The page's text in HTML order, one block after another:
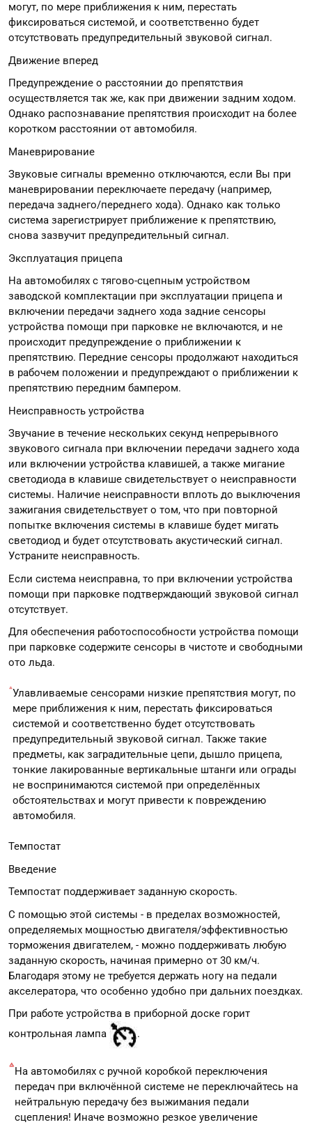
могут, по мере приближения к ним, перестать
фиксироваться системой, и соответственно будет
отсутствовать предупредительный звуковой сигнал.
Движение вперед
Предупреждение о расстоянии до препятствия
осуществляется так же, как при движении задним ходом.
Однако распознавание препятствия происходит на более
коротком расстоянии от автомобиля.
Маневрирование
Звуковые сигналы временно отключаются, если Вы при
маневрировании переключаете передачу (например,
передача заднего/переднего хода). Однако как только
система зарегистрирует приближение к препятствию,
снова зазвучит предупредительный сигнал.
Эксплуатация прицепа
На автомобилях с тягово-сцепным устройством
заводской комплектации при эксплуатации прицепа и
включении передачи заднего хода задние сенсоры
устройства помощи при парковке не включаются, и не
происходит предупреждение о приближении к
препятствию. Передние сенсоры продолжают находиться
в рабочем положении и предупреждают о приближении к
препятствию передним бампером.
Неисправность устройства
Звучание в течение нескольких секунд непрерывного
звукового сигнала при включении передачи заднего хода
или включении устройства клавишей, а также мигание
светодиода в клавише свидетельствует о неисправности
системы. Наличие неисправности вплоть до выключения
зажигания свидетельствует о том, что при повторной
попытке включения системы в клавише будет мигать
светодиод и будет отсутствовать акустический сигнал.
Устраните неисправность.
Если система неисправна, то при включении устройства
помощи при парковке подтверждающий звуковой сигнал
отсутствует.
Для обеспечения работоспособности устройства помощи
при парковке содержите сенсоры в чистоте и свободными
ото льда.
Улавливаемые сенсорами низкие препятствия могут, по
мере приближения к ним, перестать фиксироваться
системой и соответственно будет отсутствовать
предупредительный звуковой сигнал. Также такие
предметы, как заградительные цепи, дышло прицепа,
тонкие лакированные вертикальные штанги или ограды
не воспринимаются системой при определённых
обстоятельствах и могут привести к повреждению
автомобиля.
Темпостат
Введение
Темпостат поддерживает заданную скорость.
С помощью этой системы - в пределах возможностей,
определяемых мощностью двигателя/эффективностью
торможения двигателем, - можно поддерживать любую
заданную скорость, начиная примерно от 30 км/ч.
Благодаря этому не требуется держать ногу на педали
акселератора, что особенно удобно при дальних поездках.
При работе устройства в приборной доске горит
контрольная лампа
.
На автомобилях с ручной коробкой переключения
передач при включённой системе не переключайтесь на
нейтральную передачу без выжимания педали
сцепления! Иначе возможно резкое увеличение